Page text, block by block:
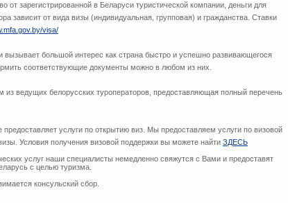
от зарегистрированной в Беларуси туристической компании, деньги для
зависит от вида визы (индивидуальная, групповая) и гражданства. Ставки
visa/
вызывает большой интерес как страна быстро и успешно развивающегося
соответствующие документы можно в любом из них.
из ведущих белорусских туроператоров, предоставляющая полный перечень
услуги по открытию виз. Мы предоставляем услуги по визовой
Условия получения визовой поддержки вы можете найти ЗДЕСЬ
услуг наши специалисты немедленно свяжутся с Вами и предоставят
с целью туризма.
консульский сбор.